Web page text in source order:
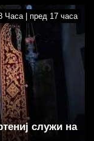
Часа | пред 17 часа
служи на